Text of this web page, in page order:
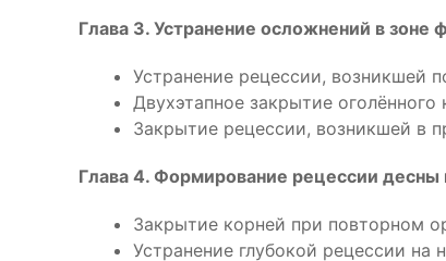
Глава 3. Устранение осложнений в
Устранение рецессии, возникшей
Двухэтапное закрытие
Закрытие рецессии, возникшей в
Глава 4. Формирование рецессии
Закрытие корней при повторном
Устранение глубокой рецессии